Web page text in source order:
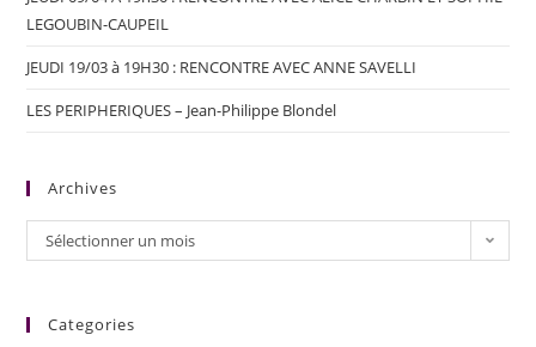
LEGOUBIN-CAUPEIL
JEUDI 19/03 à 19H30 : RENCONTRE AVEC ANNE SAVELLI
LES PERIPHERIQUES – Jean-Philippe Blondel
Archives
Sélectionner un mois
Categories